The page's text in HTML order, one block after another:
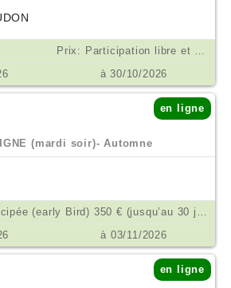
Prix: Participation libre et consciente. Un minimum de 200 euros est demandé pour les frais de salles et matériels €
à 30/10/2026
en ligne
(mardi soir)- Automne
Prix: Inscription anticipée (early Bird) 350 € (jusqu’au 30 juin) // Réduit 380 € // Public 450 € €
à 03/11/2026
en ligne